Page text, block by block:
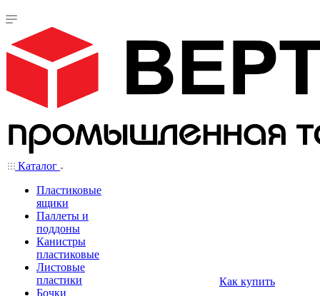
Каталог
Пластиковые
ящики
Паллеты и
поддоны
Канистры
пластиковые
Листовые
пластики
Бочки
Как купить